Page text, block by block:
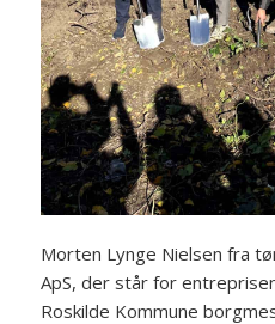
Morten Lynge Nielsen fra
ApS, der står for
Roskilde Kommune